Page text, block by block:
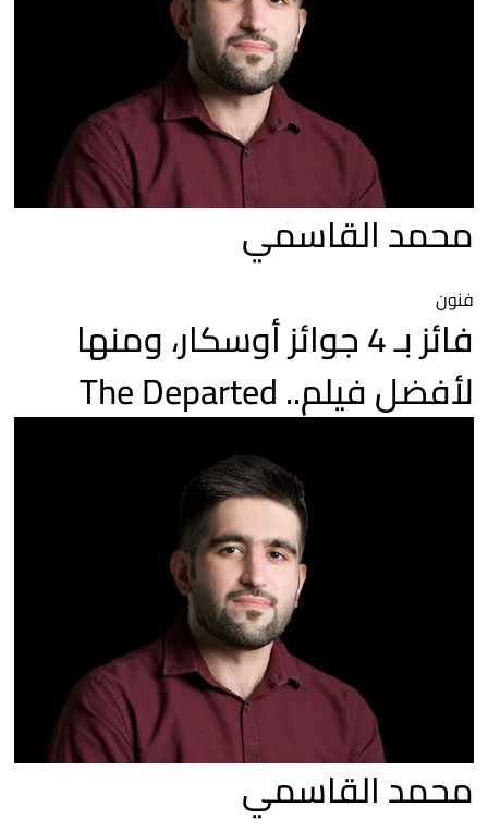
محمد القاسمي
فنون
فائز بـ 4 جوائز أوسكار، ومنها
لأفضل فيلم.. The Departed
محمد القاسمي